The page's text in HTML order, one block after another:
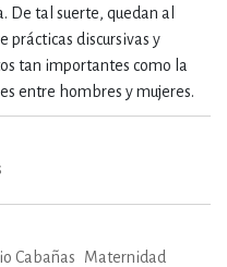
De tal suerte, quedan al
prácticas discursivas y
tan importantes como la
entre hombres y mujeres.
Cabañas
Maternidad